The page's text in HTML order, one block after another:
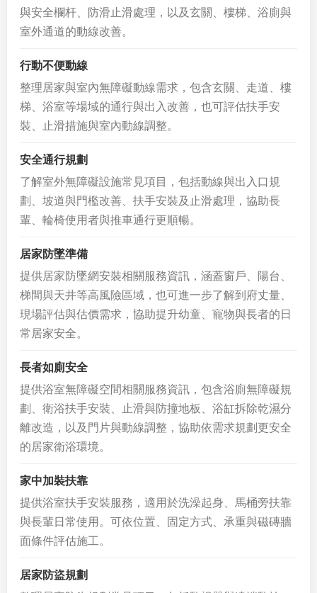
與安全欄杆、防滑止滑處理，以及玄關、樓梯、浴廁與
室外通道的動線改善。
行動不便動線
整理居家與室內無障礙動線需求，包含玄關、走道、樓
梯、浴室等場域的通行與出入改善，也可評估扶手安
裝、止滑措施與室內動線調整。
安全通行規劃
了解室外無障礙設施常見項目，包括動線與出入口規
劃、坡道與門檻改善、扶手安裝及止滑處理，協助長
輩、輪椅使用者與推車通行更順暢。
居家防墜準備
提供居家防墜網安裝相關服務資訊，涵蓋窗戶、陽台、
梯間與天井等高風險區域，也可進一步了解到府丈量、
現場評估與估價需求，協助提升幼童、寵物與長者的日
常居家安全。
長者如廁安全
提供浴室無障礙空間相關服務資訊，包含浴廁無障礙規
劃、衛浴扶手安裝、止滑與防撞地板、浴缸拆除乾濕分
離改造，以及門片與動線調整，協助依需求規劃更安全
的居家衛浴環境。
家中加裝扶靠
提供浴室扶手安裝服務，適用於洗澡起身、馬桶旁扶靠
與長輩日常使用。可依位置、固定方式、承重與磁磚牆
面條件評估施工。
居家防盜規劃